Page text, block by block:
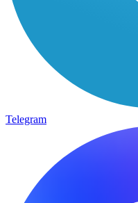
Telegram